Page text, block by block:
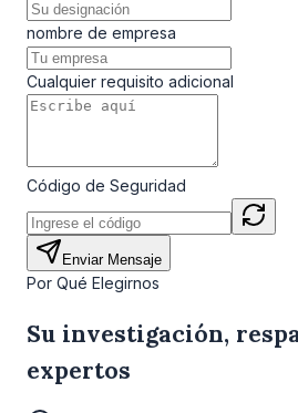
nombre de empresa
Cualquier requisito adicional
Código de Seguridad
Enviar Mensaje
Por Qué Elegirnos
Su investigación,
expertos